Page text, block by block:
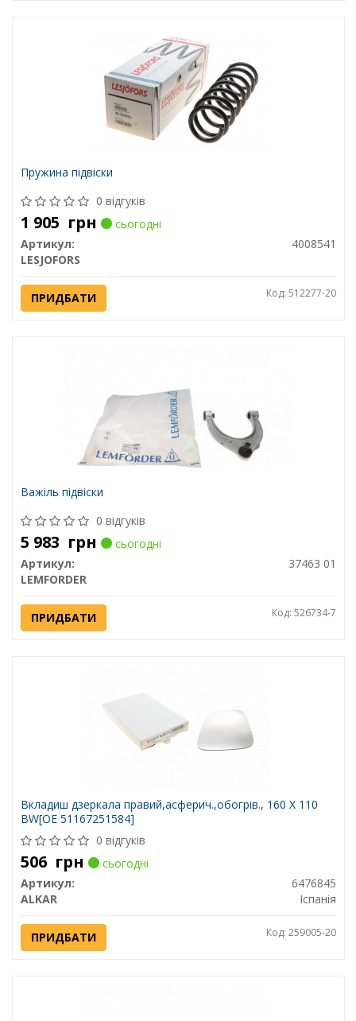
Пружина підвіски
0 відгуків
1 905 грн
сьогодні
Артикул:
4008541
LESJOFORS
ПРИДБАТИ Код: 512277-20
Важіль підвіски
0 відгуків
5 983 грн
сьогодні
Артикул:
37463 01
LEMFORDER
ПРИДБАТИ Код: 526734-7
Вкладиш дзеркала правий,асферич.,обогрів., 160 X 110
BW[OE 51167251584]
0 відгуків
506 грн
сьогодні
Артикул:
6476845
ALKAR
Іспанія
ПРИДБАТИ Код: 259005-20